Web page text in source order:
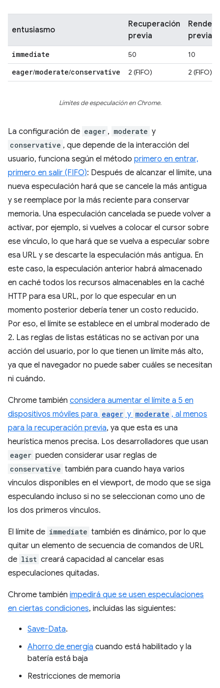
entusiasmo
Recuperación
previa
previa
immediate 50 10
eager/moderate/conservative 2 (FIFO) 2 (FIFO)
Límites de especulación en Chrome.
La configuración de eager , moderate y
conservative , que depende de la interacción del
usuario, funciona según el método primero en entrar,
primero en salir (FIFO): Después de alcanzar el límite, una
nueva especulación hará que se cancele la más antigua
y se reemplace por la más reciente para conservar
memoria. Una especulación cancelada se puede volver a
activar, por ejemplo, si vuelves a colocar el cursor sobre
ese vínculo, lo que hará que se vuelva a especular sobre
esa URL y se descarte la especulación más antigua. En
este caso, la especulación anterior habrá almacenado
en caché todos los recursos almacenables en la caché
HTTP para esa URL, por lo que especular en un
momento posterior debería tener un costo reducido.
Por eso, el límite se establece en el umbral moderado de
2. Las reglas de listas estáticas no se activan por una
acción del usuario, por lo que tienen un límite más alto,
ya que el navegador no puede saber cuáles se necesitan
ni cuándo.
Chrome también considera aumentar el límite a 5 en
dispositivos móviles para eager y moderate , al menos
para la recuperación previa, ya que esta es una
heurística menos precisa. Los desarrolladores que usan
eager pueden considerar usar reglas de
conservative también para cuando haya varios
vínculos disponibles en el viewport, de modo que se siga
especulando incluso si no se seleccionan como uno de
los dos primeros vínculos.
El límite de immediate también es dinámico, por lo que
quitar un elemento de secuencia de comandos de URL
de list creará capacidad al cancelar esas
especulaciones quitadas.
Chrome también impedirá que se usen especulaciones
en ciertas condiciones, incluidas las siguientes:
Save-Data.
Ahorro de energía cuando está habilitado y la
batería está baja
Restricciones de memoria